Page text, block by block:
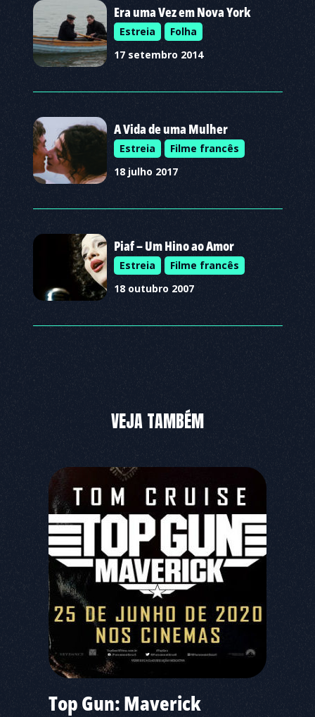
Era uma Vez em Nova York
Estreia
Folha
17 setembro 2014
A Vida de uma Mulher
Estreia
Filme francês
18 julho 2017
Piaf – Um Hino ao Amor
Estreia
Filme francês
18 outubro 2007
VEJA TAMBÉM
Top Gun: Maverick